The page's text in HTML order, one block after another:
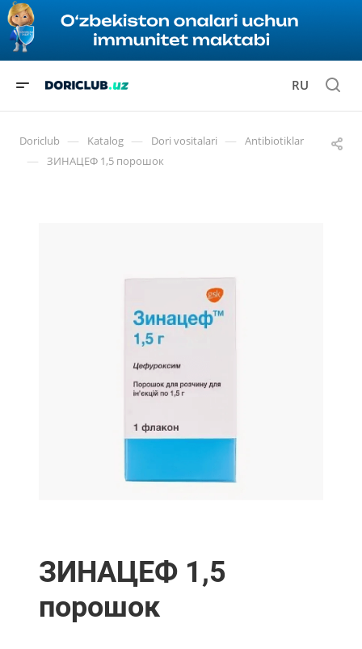
RU
Doriclub — Katalog — Dori vositalari — Antibiotiklar
— ЗИНАЦЕФ 1,5 порошок
ЗИНАЦЕФ 1,5
порошок